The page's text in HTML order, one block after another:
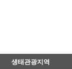
생태관광지역